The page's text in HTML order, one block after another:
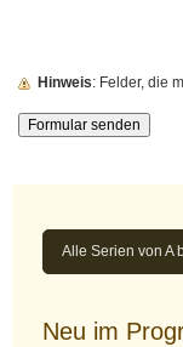
Hinweis : Felder, die
Alle Serien von A
Neu im